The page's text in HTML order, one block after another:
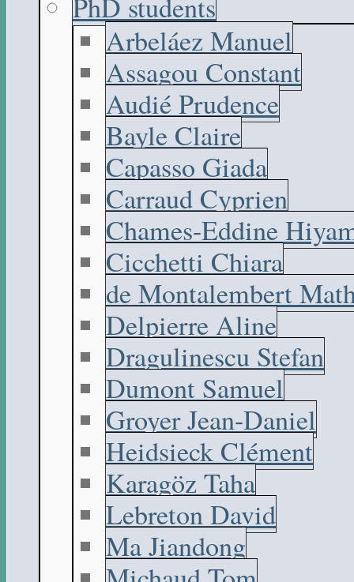
Arbeláez Manuel
Assagou Constant
Audié Prudence
Bayle Claire
Capasso Giada
Carraud Cyprien
Chames-Eddine
Cicchetti Chiara
de Montalembert
Delpierre Aline
Dragulinescu Stefan
Dumont Samuel
Groyer Jean-Daniel
Heidsieck Clément
Karagöz Taha
Lebreton David
Ma Jiandong